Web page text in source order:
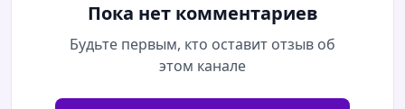
Пока нет комментариев
Будьте первым, кто оставит отзыв об
этом канале